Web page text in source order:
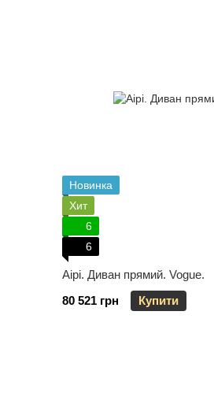
Новинка
Хит
6
6
Aipi. Диван прямий. Vogue.
80 521 грн
Купити